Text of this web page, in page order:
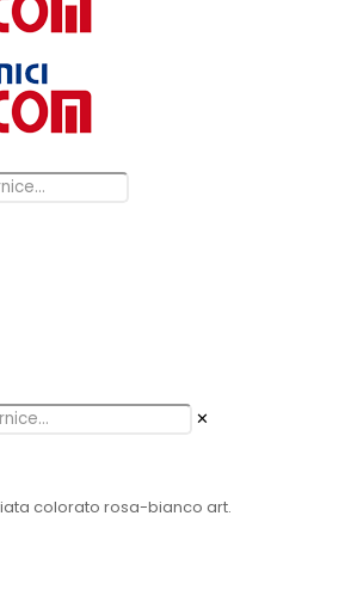
✕
colorato rosa-bianco art.